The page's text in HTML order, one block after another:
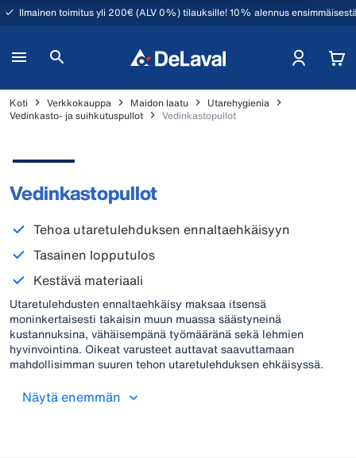
Ilmainen toimitus yli 200€ (ALV 0%) tilauksille! 10% alennus
Koti Verkkokauppa Maidon laatu
Utarehygienia
Vedinkasto- ja suihkutuspullot
Vedinkastopullot
Vedinkastopullot
Tehoa utaretulehduksen ennaltaehkäisyyn
Tasainen lopputulos
Kestävä materiaali
Utaretulehdusten ennaltaehkäisy maksaa itsensä
moninkertaisesti takaisin muun muassa säästyneinä
kustannuksina, vähäisempänä työmääränä sekä lehmien
hyvinvointina. Oikeat varusteet auttavat saavuttamaan
mahdollisimman suuren tehon utaretulehduksen ehkäisyssä.
annostellaan oikea määrä oikeaan paikkaan.
Näytä enemmän